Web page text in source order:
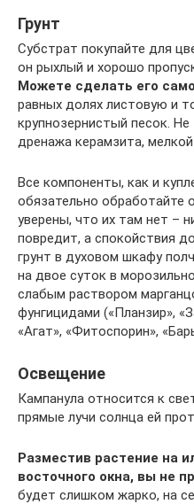
Грунт
Субстрат покупайте для
он рыхлый и хорошо
Можете сделать его
равных долях листовую и
крупнозернистый песок.
дренажа керамзита,
Все компоненты, как и
обязательно обработайте
уверены, что их там нет –
повредит, а спокойствия
грунт в духовом шкафу
на двое суток в
слабым раствором
фунгицидами («Планзир»,
«Агат», «Фитоспорин»,
Освещение
Кампанула относится к
прямые лучи солнца ей
Разместив растение на
восточного окна, вы не
будет слишком жарко, на